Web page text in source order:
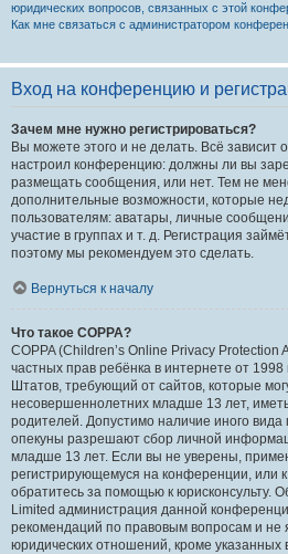
юридических вопросов, связанных с этой
Как мне связаться с администратором
Вход на конференцию и
Зачем мне нужно регистрироваться?
Вы можете этого и не делать. Всё зависит
настроил конференцию: должны ли вы
размещать сообщения, или нет. Тем не
дополнительные возможности, которые
пользователям: аватары, личные
участие в группах и т. д. Регистрация
поэтому мы рекомендуем это сделать.
Вернуться к началу
Что такое COPPA?
COPPA (Children’s Online Privacy Protection
частных прав ребёнка в интернете от
Штатов, требующий от сайтов, которые
несовершеннолетних младше 13 лет,
родителей. Допустимо наличие иного вида
опекуны разрешают сбор личной
младше 13 лет. Если вы не уверены,
регистрирующемуся на конференции, или
обратитесь за помощью к юрисконсульту.
Limited администрация данной
рекомендаций по правовым вопросам и не
юридических отношений, кроме указанных